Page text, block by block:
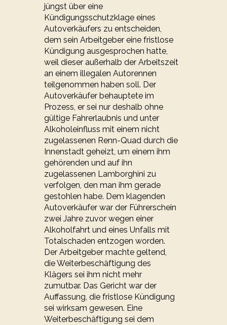
jüngst über eine
Kündigungsschutzklage eines
Autoverkäufers zu entscheiden,
dem sein Arbeitgeber eine fristlose
Kündigung ausgesprochen hatte,
weil dieser außerhalb der Arbeitszeit
an einem illegalen Autorennen
teilgenommen haben soll. Der
Autoverkäufer behauptete im
Prozess, er sei nur deshalb ohne
gültige Fahrerlaubnis und unter
Alkoholeinfluss mit einem nicht
zugelassenen Renn-Quad durch die
Innenstadt geheizt, um einem ihm
gehörenden und auf ihn
zugelassenen Lamborghini zu
verfolgen, den man ihm gerade
gestohlen habe. Dem klagenden
Autoverkäufer war der Führerschein
zwei Jahre zuvor wegen einer
Alkoholfahrt und eines Unfalls mit
Totalschaden entzogen worden.
Der Arbeitgeber machte geltend,
die Weiterbeschäftigung des
Klägers sei ihm nicht mehr
zumutbar. Das Gericht war der
Auffassung, die fristlose Kündigung
sei wirksam gewesen. Eine
Weiterbeschäftigung sei dem